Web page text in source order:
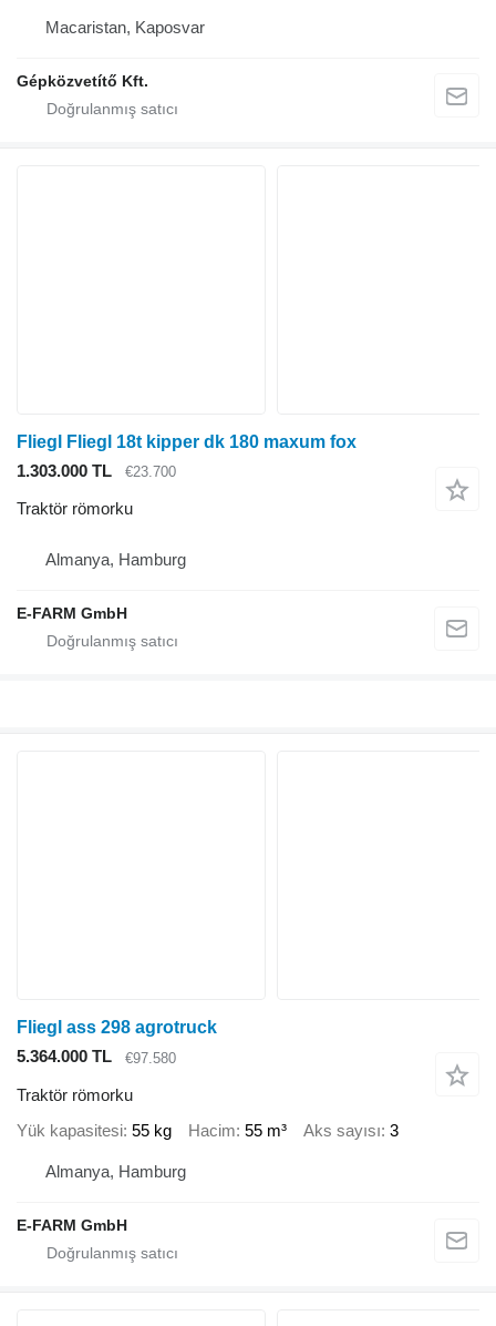
Macaristan, Kaposvar
Gépközvetítő Kft.
Fliegl Fliegl 18t kipper dk 180 maxum fox
1.303.000 TL
€23.700
Traktör römorku
Almanya, Hamburg
E-FARM GmbH
Fliegl ass 298 agrotruck
5.364.000 TL
€97.580
Traktör römorku
Yük kapasitesi 55 kg Hacim 55 m³ Aks sayısı 3
Almanya, Hamburg
E-FARM GmbH